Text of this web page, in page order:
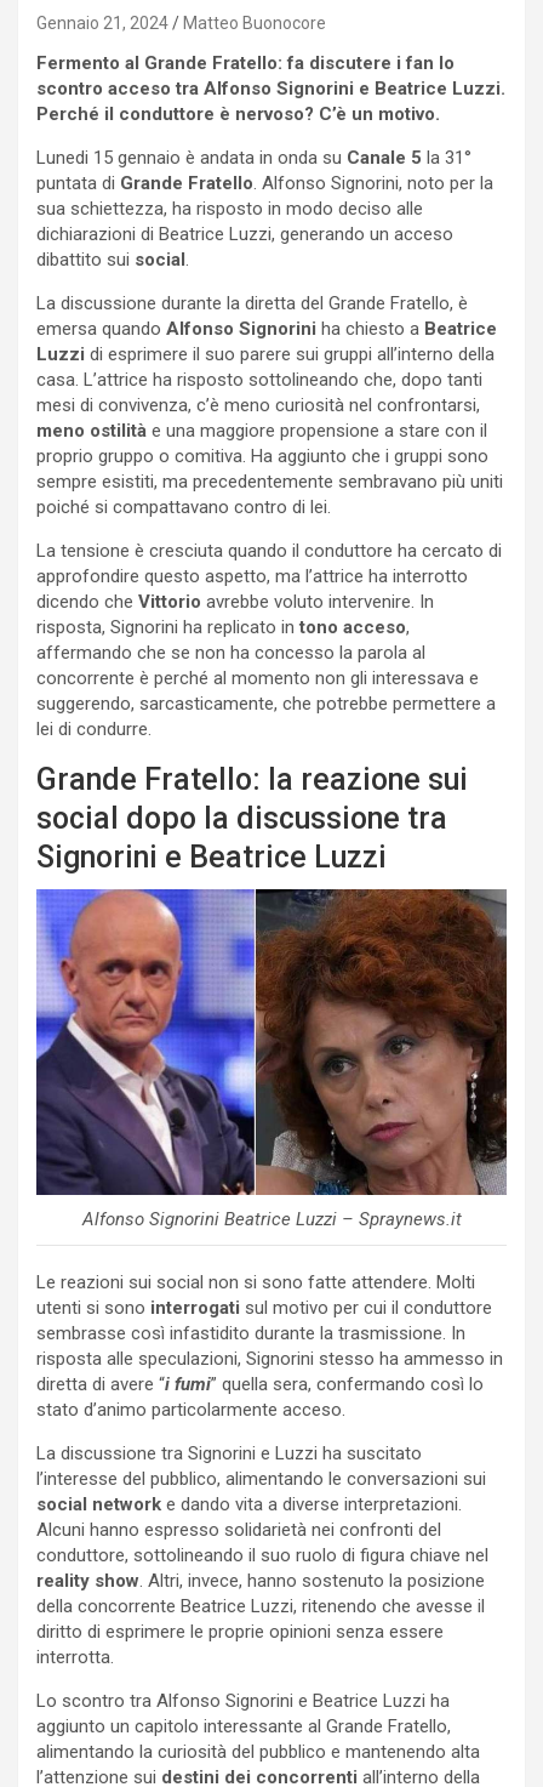
Gennaio 21, 2024 Matteo Buonocore
Fermento al Grande Fratello: fa discutere i fan lo
scontro acceso tra Alfonso Signorini e Beatrice Luzzi.
Perché il conduttore è nervoso? C’è un motivo.
Lunedi 15 gennaio è andata in onda su Canale 5 la 31°
puntata di Grande Fratello. Alfonso Signorini, noto per la
sua schiettezza, ha risposto in modo deciso alle
dichiarazioni di Beatrice Luzzi, generando un acceso
dibattito sui social .
La discussione durante la diretta del Grande Fratello, è
emersa quando Alfonso Signorini ha chiesto a Beatrice
Luzzi di esprimere il suo parere sui gruppi all’interno della
casa. L’attrice ha risposto sottolineando che, dopo tanti
mesi di convivenza, c’è meno curiosità nel confrontarsi,
meno ostilità e una maggiore propensione a stare con il
proprio gruppo o comitiva. Ha aggiunto che i gruppi sono
sempre esistiti, ma precedentemente sembravano più uniti
poiché si compattavano contro di lei.
La tensione è cresciuta quando il conduttore ha cercato di
approfondire questo aspetto, ma l’attrice ha interrotto
dicendo che Vittorio avrebbe voluto intervenire. In
risposta, Signorini ha replicato intono acceso,
affermando che se non ha concesso la parola al
concorrente è perché al momento non gli interessava e
suggerendo, sarcasticamente, che potrebbe permettere a
lei di condurre.
Grande Fratello: la reazione sui
social dopo la discussione tra
Signorini e Beatrice Luzzi
Alfonso Signorini Beatrice Luzzi – Spraynews.it
Le reazioni sui social non si sono fatte attendere. Molti
utenti si sono interrogati sul motivo per cui il conduttore
sembrasse così infastidito durante la trasmissione. In
risposta alle speculazioni, Signorini stesso ha ammesso in
diretta di avere “i fumi” quella sera, confermando così lo
stato d’animo particolarmente acceso.
La discussione tra Signorini e Luzzi ha suscitato
l’interesse del pubblico, alimentando le conversazioni sui
social network e dando vita a diverse interpretazioni.
Alcuni hanno espresso solidarietà nei confronti del
conduttore, sottolineando il suo ruolo di figura chiave nel
reality show. Altri, invece, hanno sostenuto la posizione
della concorrente Beatrice Luzzi, ritenendo che avesse il
diritto di esprimere le proprie opinioni senza essere
interrotta.
Lo scontro tra Alfonso Signorini e Beatrice Luzzi ha
aggiunto un capitolo interessante al Grande Fratello,
alimentando la curiosità del pubblico e mantenendo alta
l’attenzione sui destini dei concorrenti all’interno della